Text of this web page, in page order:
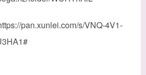
pan.xunlei.com/s/VNQ-4V1-